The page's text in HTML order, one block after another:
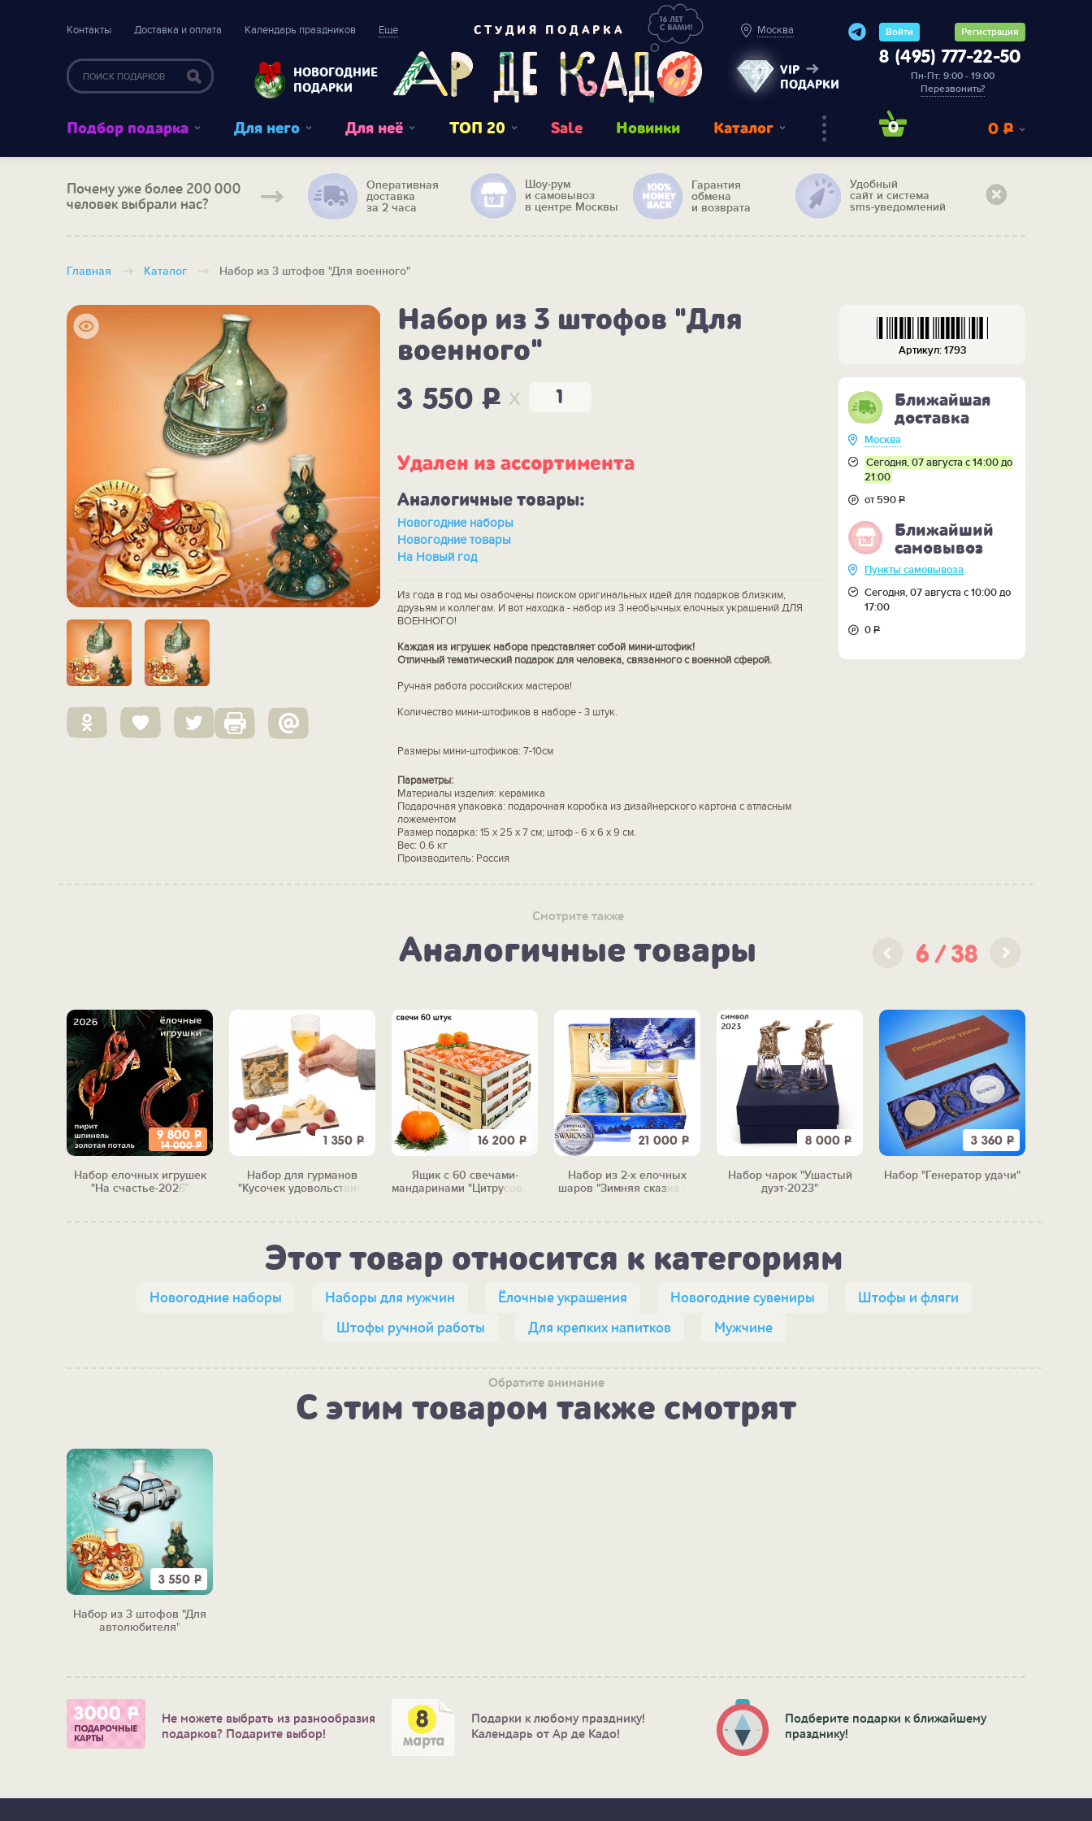
Контакты Доставка и оплата Календарь праздников Еще
НОВОГОДНИЕ
ПОДАРКИ
СТУДИЯ ПОДАРКА Москва
VIP
ПОДАРКИ
Войти Регистрация
8 (495) 777-22-50
Пн-Пт: 9:00 - 19:00
Перезвонить?
Подбор подарка Для него Для неё ТОП 20 Sale Новинки Каталог 0 0 Р
Почему уже более 200 000
человек выбрали нас?
Оперативная
доставка
за 2 часа
Шоу-рум
и самовывоз
в центре Москвы
Гарантия
обмена
и возврата
Удобный
сайт и система
sms-уведомлений
Главная Каталог Набор из 3 штофов "Для военного"
Набор из 3 штофов "Для
военного"
3 550P x
Удален из ассортимента
Аналогичные товары:
Новогодние наборы
Новогодние товары
На Новый год
Из года в год мы озабочены поиском оригинальных идей для подарков близким,
друзьям и коллегам. И вот находка - набор из 3 необычных елочных украшений ДЛЯ
ВОЕННОГО!
Каждая из игрушек набора представляет собой мини-штофик!
Отличный тематический подарок для человека, связанного с военной сферой.
Ручная работа российских мастеров!
Количество мини-штофиков в наборе - 3 штук.
Размеры мини-штофиков: 7-10см
Параметры:
Материалы изделия: керамика
Подарочная упаковка: подарочная коробка из дизайнерского картона с атласным
ложементом
Размер подарка: 15 x 25 x 7 см; штоф - 6 х 6 х 9 см.
Вес: 0.6 кг
Производитель: Россия
Артикул: 1793
Ближайшая
доставка
Москва
Сегодня, 07 августа с 14:00 до
21:00
от 590Р
Ближайший
самовывоз
Пункты самовывоза
Сегодня, 07 августа с 10:00 до
17:00
0Р
Смотрите также
Аналогичные товары 6 38
9 800 Р
14 000Р
Набор елочных игрушек
"На счастье-2026"
1 350 Р
Набор для гурманов
"Кусочек удовольствия"
16 200 Р
Ящик с 60 свечами-
мандаринами "Цитрусовый
21 000 Р
Набор из 2-х елочных
шаров "Зимняя сказка #1"
8 000 Р
Набор чарок "Ушастый
дуэт-2023"
3 360 Р
Набор "Генератор удачи"
Этот товар относится к категориям
Новогодние наборы Наборы для мужчин Ёлочные украшения Новогодние сувениры
Штофы и фляги
Штофы ручной работы
Для крепких напитков Мужчине
Обратите внимание
С этим товаром также смотрят
3 550 Р
Набор из 3 штофов "Для
автолюбителя"
Не можете выбрать из разнообразия
подарков? Подарите выбор!
Подарки к любому празднику!
Календарь от Ар де Кадо!
Подберите подарки к ближайшему
празднику!